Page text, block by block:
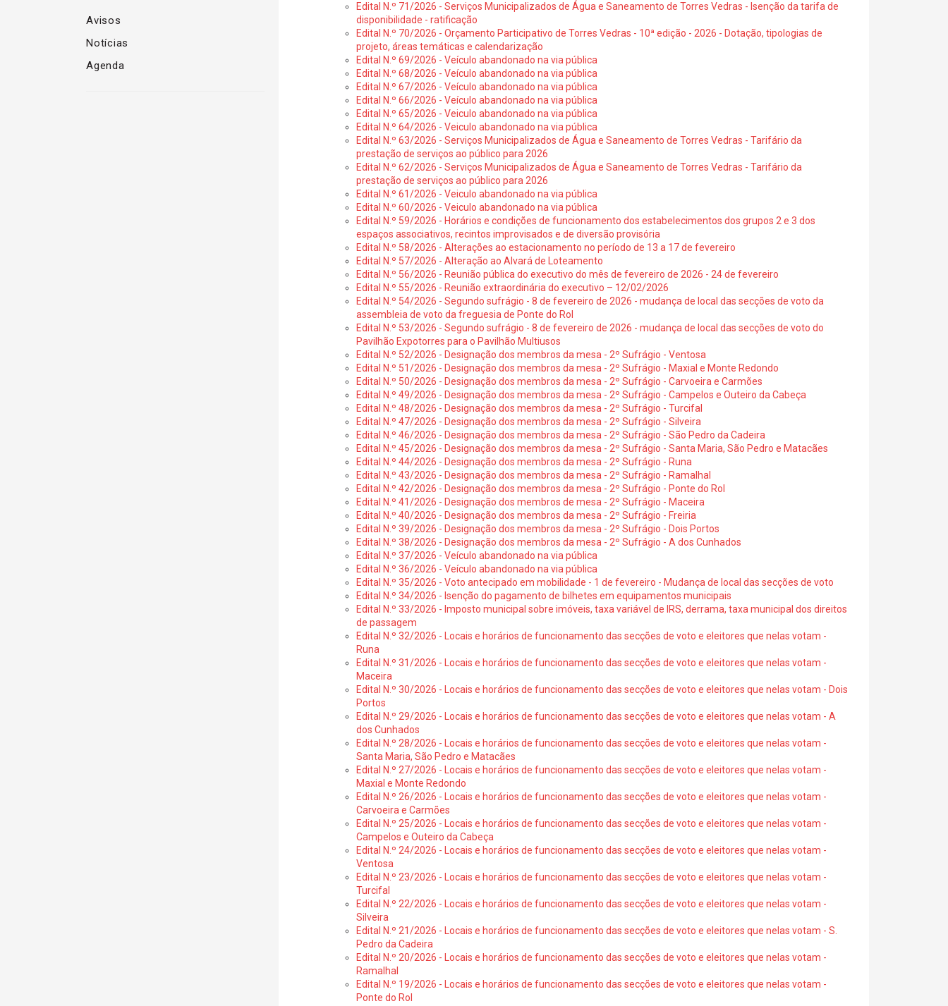
Avisos
Notícias
Agenda
Edital N.º 71/2026 - Serviços Municipalizados de Água e Saneamento de Torres Vedras - Isenção da tarifa de
disponibilidade - ratificação
Edital N.º 70/2026 - Orçamento Participativo de Torres Vedras - 10ª edição - 2026 - Dotação, tipologias de
projeto, áreas temáticas e calendarização
Edital N.º 69/2026 - Veículo abandonado na via pública
Edital N.º 68/2026 - Veículo abandonado na via pública
Edital N.º 67/2026 - Veículo abandonado na via pública
Edital N.º 66/2026 - Veículo abandonado na via pública
Edital N.º 65/2026 - Veiculo abandonado na via pública
Edital N.º 64/2026 - Veiculo abandonado na via pública
Edital N.º 63/2026 - Serviços Municipalizados de Água e Saneamento de Torres Vedras - Tarifário da
prestação de serviços ao público para 2026
Edital N.º 62/2026 - Serviços Municipalizados de Água e Saneamento de Torres Vedras - Tarifário da
prestação de serviços ao público para 2026
Edital N.º 61/2026 - Veiculo abandonado na via pública
Edital N.º 60/2026 - Veiculo abandonado na via pública
Edital N.º 59/2026 - Horários e condições de funcionamento dos estabelecimentos dos grupos 2 e 3 dos
espaços associativos, recintos improvisados e de diversão provisória
Edital N.º 58/2026 - Alterações ao estacionamento no período de 13 a 17 de fevereiro
Edital N.º 57/2026 - Alteração ao Alvará de Loteamento
Edital N.º 56/2026 - Reunião pública do executivo do mês de fevereiro de 2026 - 24 de fevereiro
Edital N.º 55/2026 - Reunião extraordinária do executivo – 12/02/2026
Edital N.º 54/2026 - Segundo sufrágio - 8 de fevereiro de 2026 - mudança de local das secções de voto da
assembleia de voto da freguesia de Ponte do Rol
Edital N.º 53/2026 - Segundo sufrágio - 8 de fevereiro de 2026 - mudança de local das secções de voto do
Pavilhão Expotorres para o Pavilhão Multiusos
Edital N.º 52/2026 - Designação dos membros da mesa - 2º Sufrágio - Ventosa
Edital N.º 51/2026 - Designação dos membros da mesa - 2º Sufrágio - Maxial e Monte Redondo
Edital N.º 50/2026 - Designação dos membros da mesa - 2º Sufrágio - Carvoeira e Carmões
Edital N.º 49/2026 - Designação dos membros da mesa - 2º Sufrágio - Campelos e Outeiro da Cabeça
Edital N.º 48/2026 - Designação dos membros da mesa - 2º Sufrágio - Turcifal
Edital N.º 47/2026 - Designação dos membros da mesa - 2º Sufrágio - Silveira
Edital N.º 46/2026 - Designação dos membros da mesa - 2º Sufrágio - São Pedro da Cadeira
Edital N.º 45/2026 - Designação dos membros da mesa - 2º Sufrágio - Santa Maria, São Pedro e Matacães
Edital N.º 44/2026 - Designação dos membros da mesa - 2º Sufrágio - Runa
Edital N.º 43/2026 - Designação dos membros da mesa - 2º Sufrágio - Ramalhal
Edital N.º 42/2026 - Designação dos membros da mesa - 2º Sufrágio - Ponte do Rol
Edital N.º 41/2026 - Designação dos membros de mesa - 2º Sufrágio - Maceira
Edital N.º 40/2026 - Designação dos membros da mesa - 2º Sufrágio - Freiria
Edital N.º 39/2026 - Designação dos membros da mesa - 2º Sufrágio - Dois Portos
Edital N.º 38/2026 - Designação dos membros da mesa - 2º Sufrágio - A dos Cunhados
Edital N.º 37/2026 - Veículo abandonado na via pública
Edital N.º 36/2026 - Veículo abandonado na via pública
Edital N.º 35/2026 - Voto antecipado em mobilidade - 1 de fevereiro - Mudança de local das secções de voto
Edital N.º 34/2026 - Isenção do pagamento de bilhetes em equipamentos municipais
Edital N.º 33/2026 - Imposto municipal sobre imóveis, taxa variável de IRS, derrama, taxa municipal dos direitos
de passagem
Edital N.º 32/2026 - Locais e horários de funcionamento das secções de voto e eleitores que nelas votam -
Runa
Edital N.º 31/2026 - Locais e horários de funcionamento das secções de voto e eleitores que nelas votam -
Maceira
Edital N.º 30/2026 - Locais e horários de funcionamento das secções de voto e eleitores que nelas votam - Dois
Portos
Edital N.º 29/2026 - Locais e horários de funcionamento das secções de voto e eleitores que nelas votam - A
dos Cunhados
Edital N.º 28/2026 - Locais e horários de funcionamento das secções de voto e eleitores que nelas votam -
Santa Maria, São Pedro e Matacães
Edital N.º 27/2026 - Locais e horários de funcionamento das secções de voto e eleitores que nelas votam -
Maxial e Monte Redondo
Edital N.º 26/2026 - Locais e horários de funcionamento das secções de voto e eleitores que nelas votam -
Carvoeira e Carmões
Edital N.º 25/2026 - Locais e horários de funcionamento das secções de voto e eleitores que nelas votam -
Campelos e Outeiro da Cabeça
Edital N.º 24/2026 - Locais e horários de funcionamento das secções de voto e eleitores que nelas votam -
Ventosa
Edital N.º 23/2026 - Locais e horários de funcionamento das secções de voto e eleitores que nelas votam -
Turcifal
Edital N.º 22/2026 - Locais e horários de funcionamento das secções de voto e eleitores que nelas votam -
Silveira
Edital N.º 21/2026 - Locais e horários de funcionamento das secções de voto e eleitores que nelas votam - S.
Pedro da Cadeira
Edital N.º 20/2026 - Locais e horários de funcionamento das secções de voto e eleitores que nelas votam -
Ramalhal
Edital N.º 19/2026 - Locais e horários de funcionamento das secções de voto e eleitores que nelas votam -
Ponte do Rol